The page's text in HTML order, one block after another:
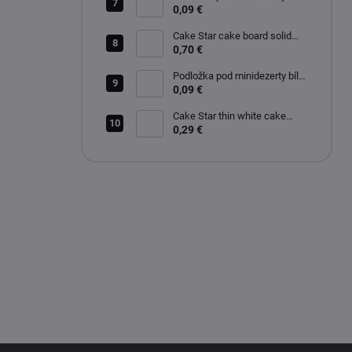
zlato-stříbrná čtverec 9x9 cm
0,09 €
Cake Star cake board solid
white glossy 28cm
0,70 €
Podložka pod minidezerty bílo-
černé kruh 8 cm
0,09 €
Cake Star thin white cake
board 20 cm
0,29 €